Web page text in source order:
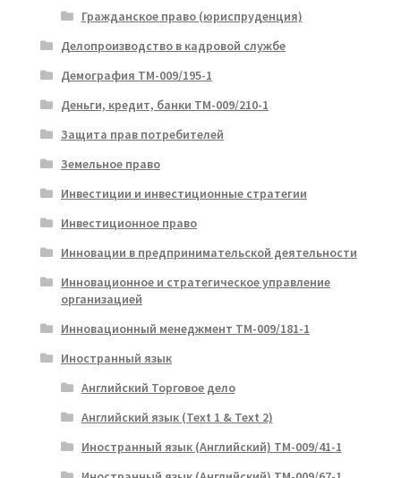
Гражданское право (юриспруденция)
Делопроизводство в кадровой службе
Демография ТМ-009/195-1
Деньги, кредит, банки ТМ-009/210-1
Защита прав потребителей
Земельное право
Инвестиции и инвестиционные стратегии
Инвестиционное право
Инновации в предпринимательской деятельности
Инновационное и стратегическое управление
организацией
Инновационный менеджмент ТМ-009/181-1
Иностранный язык
Английский Торговое дело
Английский язык (Text 1 & Text 2)
Иностранный язык (Английский) ТМ-009/41-1